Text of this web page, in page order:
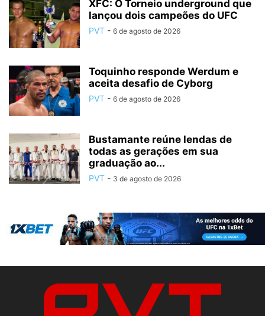
XFC: O Torneio underground que
lançou dois campeões do UFC
PVT - 6 de agosto de 2026
Toquinho responde Werdum e
aceita desafio de Cyborg
PVT - 6 de agosto de 2026
Bustamante reúne lendas de
todas as gerações em sua
graduação ao...
PVT - 3 de agosto de 2026